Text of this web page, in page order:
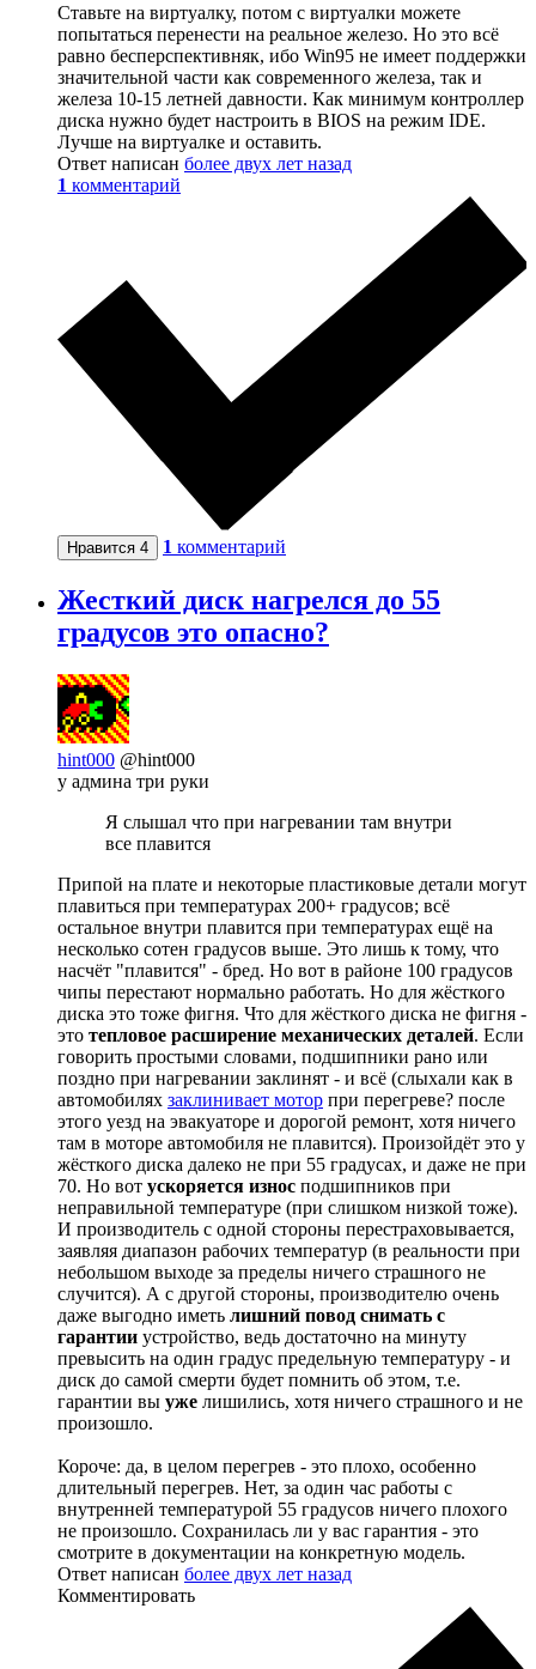
Ставьте на виртуалку, потом с виртуалки можете
попытаться перенести на реальное железо. Но это всё
равно бесперспективняк, ибо Win95 не имеет поддержки
значительной части как современного железа, так и
железа 10-15 летней давности. Как минимум контроллер
диска нужно будет настроить в BIOS на режим IDE.
Лучше на виртуалке и оставить.
Ответ написан более двух лет назад
1 комментарий
Нравится 4 1 комментарий
Жесткий диск нагрелся до 55
градусов это опасно?
hint000 @hint000
у админа три руки
Я слышал что при нагревании там внутри
все плавится
Припой на плате и некоторые пластиковые детали могут
плавиться при температурах 200+ градусов; всё
остальное внутри плавится при температурах ещё на
несколько сотен градусов выше. Это лишь к тому, что
насчёт "плавится" - бред. Но вот в районе 100 градусов
чипы перестают нормально работать. Но для жёсткого
диска это тоже фигня. Что для жёсткого диска не фигня -
это тепловое расширение механических деталей. Если
говорить простыми словами, подшипники рано или
поздно при нагревании заклинят - и всё (слыхали как в
автомобилях заклинивает мотор при перегреве? после
этого уезд на эвакуаторе и дорогой ремонт, хотя ничего
там в моторе автомобиля не плавится). Произойдёт это у
жёсткого диска далеко не при 55 градусах, и даже не при
70. Но вот ускоряется износ подшипников при
неправильной температуре (при слишком низкой тоже).
И производитель с одной стороны перестраховывается,
заявляя диапазон рабочих температур (в реальности при
небольшом выходе за пределы ничего страшного не
случится). А с другой стороны, производителю очень
даже выгодно иметь лишний повод снимать с
гарантии устройство, ведь достаточно на минуту
превысить на один градус предельную температуру - и
диск до самой смерти будет помнить об этом, т.е.
гарантии вы уже лишились, хотя ничего страшного и не
произошло.
Короче: да, в целом перегрев - это плохо, особенно
длительный перегрев. Нет, за один час работы с
внутренней температурой 55 градусов ничего плохого
не произошло. Сохранилась ли у вас гарантия - это
смотрите в документации на конкретную модель.
Ответ написан более двух лет назад
Комментировать